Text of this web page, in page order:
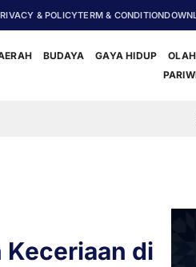
& POLICYTERM & CONDITION
BUDAYA GAYA HIDUP
Festival Kopi
Keceriaan di